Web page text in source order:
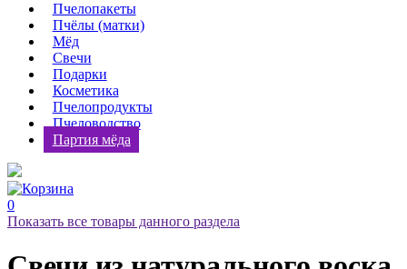
Пчелопакеты
Пчёлы (матки)
Мёд
Свечи
Подарки
Косметика
Пчелопродукты
Пчеловодство
Партия мёда
0
Показать все товары данного раздела